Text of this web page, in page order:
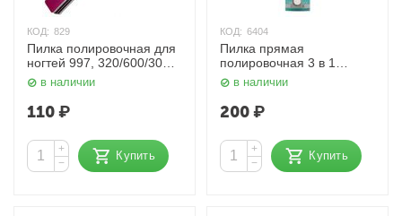
КОД: 829
Пилка полировочная для
ногтей 997, 320/600/3000
грит Mertz
в наличии
110₽
+
−
Купить
КОД: 6404
Пилка прямая
полировочная 3 в 1
Classic 240/800/3000 BA-
27 Zinger
в наличии
200₽
+
−
Купить